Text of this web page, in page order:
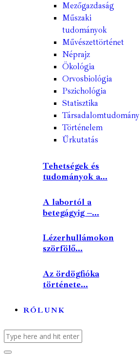
Mezőgazdaság
Műszaki
tudományok
Művészettörténet
Néprajz
Ökológia
Orvosbiológia
Pszichológia
Statisztika
Társadalomtudomány
Történelem
Űrkutatás
Tehetségek és
tudományok a...
A labortól a
betegágyig –...
Lézerhullámokon
szörfölő...
Az ördögfióka
története...
RÓLUNK